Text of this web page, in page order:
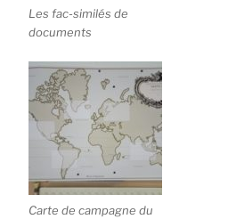
Les fac-similés de
documents
Carte de campagne du